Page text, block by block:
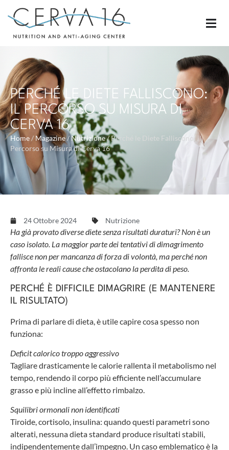
PERCHÉ LE DIETE FALLISCONO:
IL PERCORSO SU MISURA DI
CERVA 16
Home/ Magazine/Nutrizione/Perché le Diete Falliscono: il
Percorso su Misura di Cerva 16
24 Ottobre 2024 Nutrizione
Ha già provato diverse diete senza risultati duraturi? Non è un
caso isolato. La maggior parte dei tentativi di dimagrimento
fallisce non per mancanza di forza di volontà, ma perché non
affronta le reali cause che ostacolano la perdita di peso.
PERCHÉ È DIFFICILE DIMAGRIRE (E MANTENERE
IL RISULTATO)
Prima di parlare di dieta, è utile capire cosa spesso non
funziona:
Deficit calorico troppo aggressivo
Tagliare drasticamente le calorie rallenta il metabolismo nel
tempo, rendendo il corpo più efficiente nell’accumulare
grasso e più incline all’effetto rimbalzo.
Squilibri ormonali non identificati
Tiroide, cortisolo, insulina: quando questi parametri sono
alterati, nessuna dieta standard produce risultati stabili,
indipendentemente dall’impegno. Un caso emblematico è la